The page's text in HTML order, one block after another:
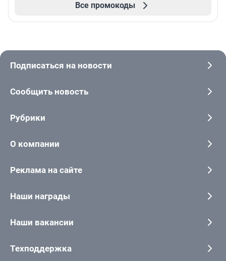
Все промокоды
Подписаться на новости
Сообщить новость
Рубрики
О компании
Реклама на сайте
Наши награды
Наши вакансии
Техподдержка